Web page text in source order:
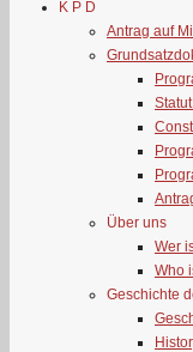
K P D
Antrag auf
Über uns
Wer
Who
Geschichte